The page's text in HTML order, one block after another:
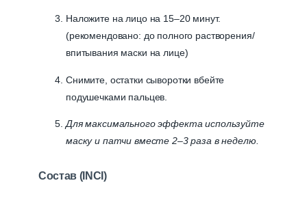
Наложите на лицо на 15–20 минут.
(рекомендовано: до полного растворения/
впитывания маски на лице)
Снимите, остатки сыворотки вбейте
подушечками пальцев.
Для максимального эффекта используйте
маску и патчи вместе 2–3 раза в неделю.
Состав (INCI)